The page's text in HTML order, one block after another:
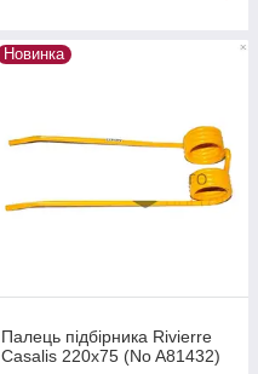
Новинка
Палець підбірника Rivierre
Casalis 220х75 (No A81432)